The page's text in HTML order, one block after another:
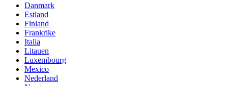
Danmark
Estland
Finland
Frankrike
Italia
Litauen
Luxembourg
Mexico
Nederland